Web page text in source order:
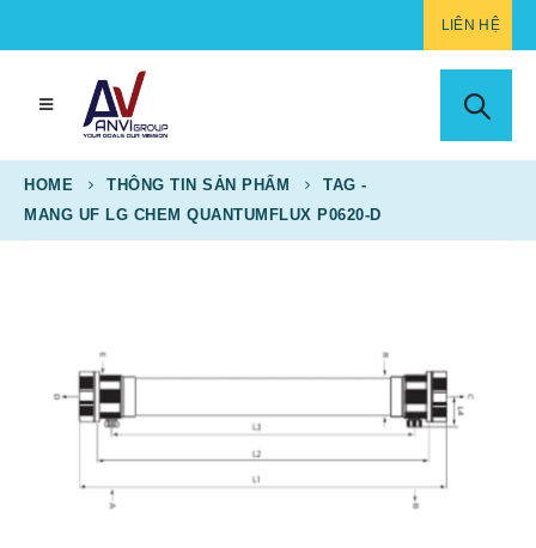
LIÊN HỆ
HOME THÔNG TIN SẢN PHẨM
TAG -
MANG UF LG CHEM QUANTUMFLUX P0620-D